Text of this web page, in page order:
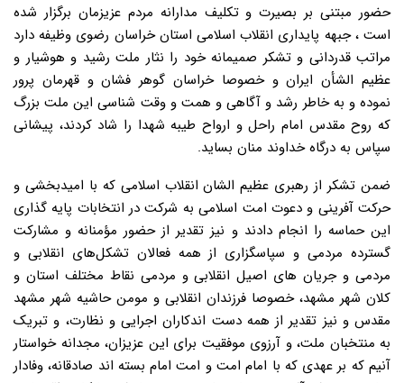
حضور مبتنی بر بصیرت و تکلیف مدارانه مردم عزیزمان برگزار شده
است ، جبهه پایداری انقلاب اسلامی استان خراسان رضوی وظیفه دارد
مراتب قدردانی و تشکر صمیمانه خود را نثار ملت رشید و هوشیار و
عظیم الشأن ایران و خصوصا خراسان گوهر فشان و قهرمان پرور
نموده و به خاطر رشد و آگاهی و همت و وقت شناسی این ملت بزرگ
که روح مقدس امام راحل و ارواح طیبه شهدا را شاد کردند، پیشانی
سپاس به درگاه خداوند منان بساید.
ضمن تشکر از رهبری عظیم الشان انقلاب اسلامی که با امیدبخشی و
حرکت آفرینی و دعوت امت اسلامی به شرکت در انتخابات پایه گذاری
این حماسه را انجام دادند و نیز تقدیر از حضور مؤمنانه و مشارکت
گسترده مردمی و سپاسگزاری از همه فعالان تشکل‌های انقلابی و
مردمی و جریان های اصیل انقلابی و مردمی نقاط مختلف استان و
کلان شهر مشهد، خصوصا فرزندان انقلابی و مومن حاشیه شهر مشهد
مقدس و نیز تقدیر از همه دست اندکاران اجرایی و نظارت، و تبریک
به منتخبان ملت، و آرزوی موفقیت برای این عزیزان، مجدانه خواستار
آنیم که بر عهدی که با امام امت و امت امام بسته اند صادقانه، وفادار